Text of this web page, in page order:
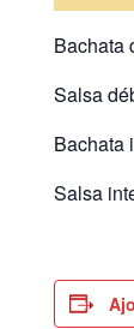
Bachata
Salsa
Bachata
Salsa